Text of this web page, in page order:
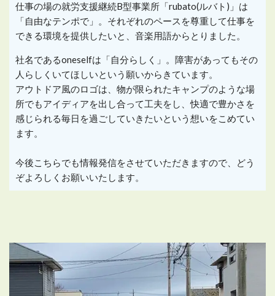
仕事の場の就労支援継続B型事業所「rubato(ルバト ) 」は
「自由なテンポで」。それぞれのペースを尊重して仕事を
できる環境を提供したいと、音楽用語からとりました。
社名であるoneselfは「自分らしく」。障害があってもその
人らしくいてほしいという願いからきています。
アウトドア風のロゴは、物が限られたキャンプのような場
所でもアイディアを出し合って工夫をし、快適で豊かさを
感じられる毎日を過ごしていきたいという想いをこめてい
ます。
今後こちらでも情報発信をさせていただきますので、どう
ぞよろしくお願いいたします。